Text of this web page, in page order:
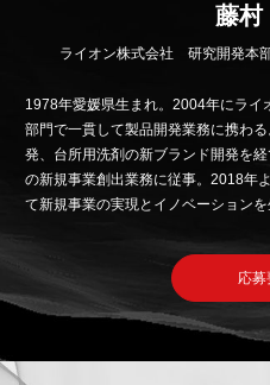
藤村
ライオン株式会社 研究開発本
1978年愛媛県生まれ。2004年にライ
部門で一貫して製品開発業務に携わ
発、台所用洗剤の新ブランド開発を
の新規事業創出業務に従事。2018年
て新規事業の実現とイノベーションを
応募